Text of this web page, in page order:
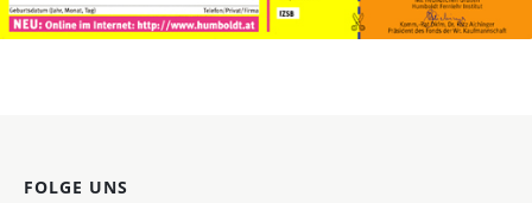
Bild-ID: 32727
FOLGE UNS